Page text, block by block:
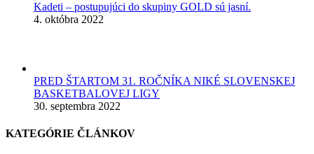
Kadeti – postupujúci do skupiny GOLD sú jasní.
4. októbra 2022
PRED ŠTARTOM 31. ROČNÍKA NIKÉ SLOVENSKEJ
BASKETBALOVEJ LIGY
30. septembra 2022
KATEGÓRIE ČLÁNKOV